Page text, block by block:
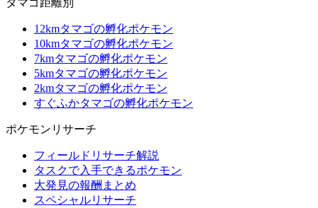
タマゴ距離別
12kmタマゴの孵化ポケモン
10kmタマゴの孵化ポケモン
7kmタマゴの孵化ポケモン
5kmタマゴの孵化ポケモン
2kmタマゴの孵化ポケモン
すぐふかタマゴの孵化ポケモン
ポケモンリサーチ
フィールドリサーチ解説
タスクで入手できるポケモン
大発見の報酬まとめ
スペシャルリサーチ